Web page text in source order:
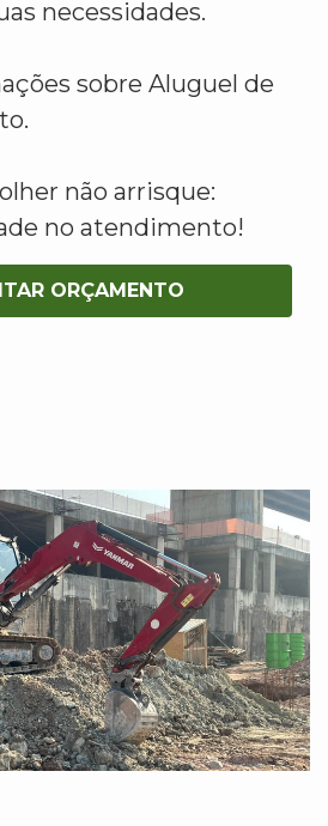
necessidades.
sobre Aluguel de
não arrisque:
no atendimento!
ORÇAMENTO